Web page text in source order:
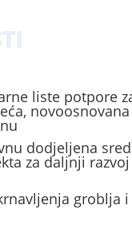
liste potpore
dodjeljena
za daljnji razvoj
groblja